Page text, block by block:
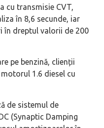
cu transmisie CVT,
în 8,6 secunde, iar
în dreptul valorii de 200
pe benzină, clienții
1.6 diesel cu
de sistemul de
(Synaptic Damping